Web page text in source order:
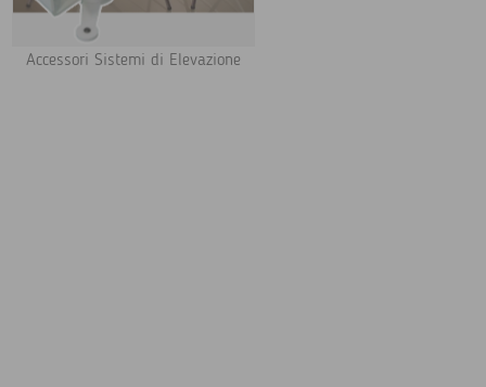
Accessori Sistemi di Elevazione